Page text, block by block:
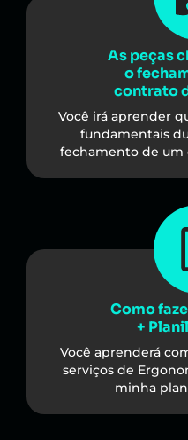
As peças
o
contrato
Você irá aprender
fundamentais
fechamento de um
Como
+
Você aprenderá
serviços de
minha